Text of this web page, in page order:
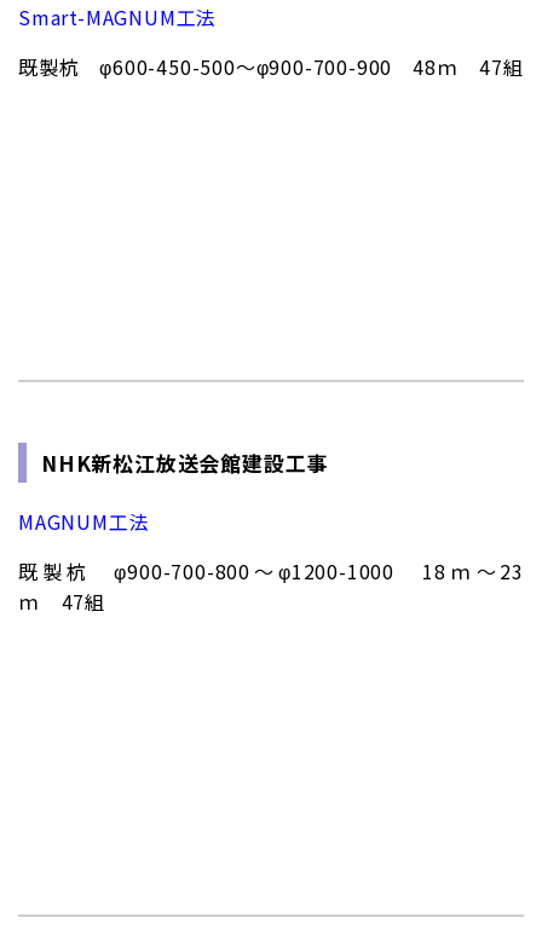
Smart-MAGNUM工法
既製杭 φ600-450-500～φ900-700-900 48ｍ 47組
NHK新松江放送会館建設工事
MAGNUM工法
既製杭 φ900-700-800～φ1200-1000 18ｍ～23
ｍ 47組